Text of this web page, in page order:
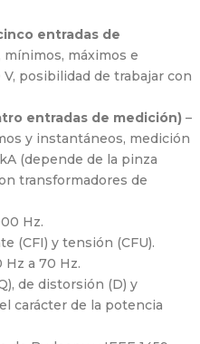
entradas de
máximos e
posibilidad de trabajar con
entradas de medición) –
y instantáneos, medición
(depende de la pinza
transformadores de
Hz.
(CFI) y tensión (CFU).
Hz a 70 Hz.
de distorsión (D) y
carácter de la potencia